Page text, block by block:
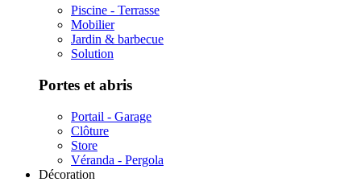
Piscine - Terrasse
Mobilier
Jardin & barbecue
Solution
Portes et abris
Portail - Garage
Clôture
Store
Véranda - Pergola
Décoration